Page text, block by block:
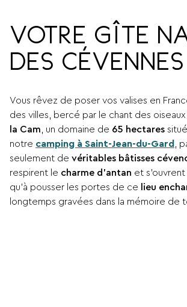
VOTRE GÎTE
DES CÉVENNES
Vous rêvez de poser vos valises en
des villes, bercé par le chant des
la Cam, un domaine de 65 hectares
notre camping à Saint-Jean-du-Gard ,
seulement de véritables bâtisses
respirent le charme d’antan et
qu’à pousser les portes de ce lieu
longtemps gravées dans la mémoire de